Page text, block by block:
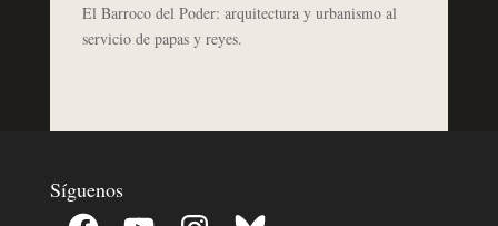
El Barroco del Poder: arquitectura y urbanismo al
servicio de papas y reyes.
Síguenos
Facebook YouTube InstagramBluesky